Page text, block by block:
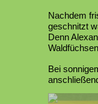
Nachdem
geschnitzt
Denn
Bei